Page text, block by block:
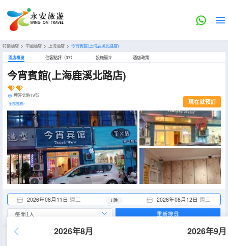
特價酒店 > 中國酒店 > 上海酒店 > 今宵賓館(上海鹿溪北路店)
酒店概览 住客點評（37） 設施簡介 酒店政策
今宵賓館(上海鹿溪北路店)
鹿溪北路19號
全部設施> 現在就預訂
2026年08月11日 週二 2026年08月12日 週三
1 晚
2026年8月 2026年9月
重新搜尋